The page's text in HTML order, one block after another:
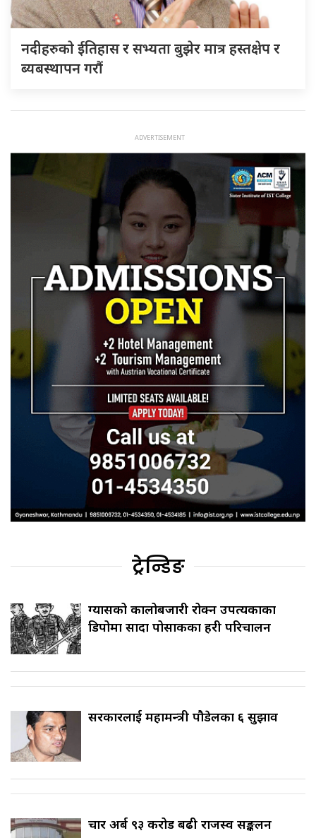
नदीहरुकाे ईतिहास र सभ्यता बुझेर मात्र हस्तक्षेप र
ब्यबस्थापन गराैं
ट्रेन्डिङ
ग्यासको कालोबजारी रोक्न उपत्यकाका
डिपोमा सादा पोसाकका प्रहरी परिचालन
सरकारलाई महामन्त्री पौडेलका ६ सुझाव
चार अर्ब ९३ करोड बढी राजस्व सङ्कलन